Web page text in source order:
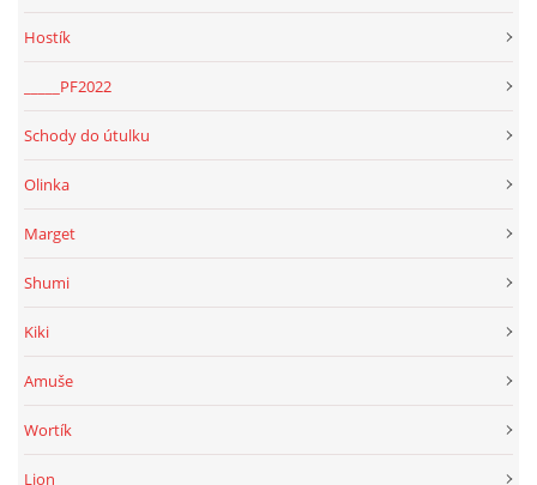
Hostík
_____PF2022
Schody do útulku
Olinka
Marget
Shumi
Kiki
Amuše
Wortík
Lion